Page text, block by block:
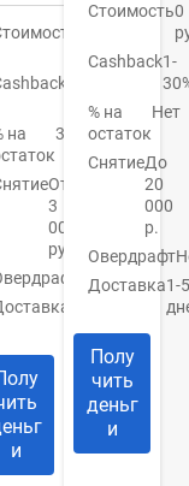
руб.
30%
на
3,5%
От
3
000
руб.
Есть
дня
и
Стоимость0
Cashback1-
% на
остаток
Нет
СнятиеДо
20
000
р.
Овердрафт
Доставка1-5
Полу
чить
деньг
и